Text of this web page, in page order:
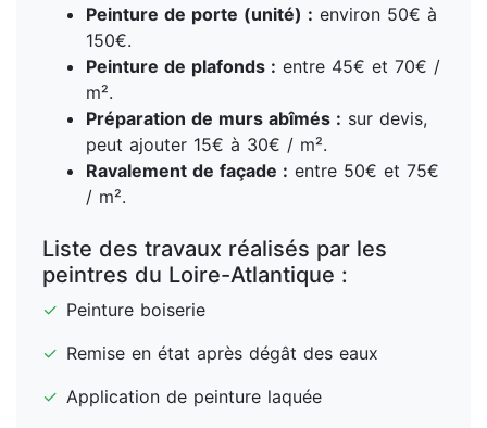
Peinture de porte (unité) : environ 50€ à
150€.
Peinture de plafonds : entre 45€ et 70€ /
m².
Préparation de murs abîmés : sur devis,
peut ajouter 15€ à 30€ / m².
Ravalement de façade : entre 50€ et 75€
/ m².
Liste des travaux réalisés par les
peintres du Loire-Atlantique :
✓ Peinture boiserie
✓ Remise en état après dégât des eaux
✓ Application de peinture laquée